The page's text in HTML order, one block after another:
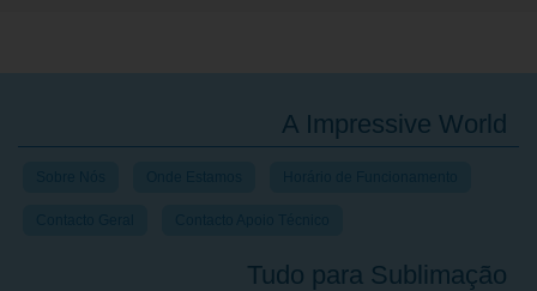
A Impressive World
Tudo para Sublimação